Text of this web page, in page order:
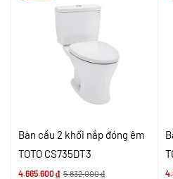
Bàn cầu 2 khối nắp đóng êm
TOTO CS735DT3
4.665.600₫ 5.832.000₫